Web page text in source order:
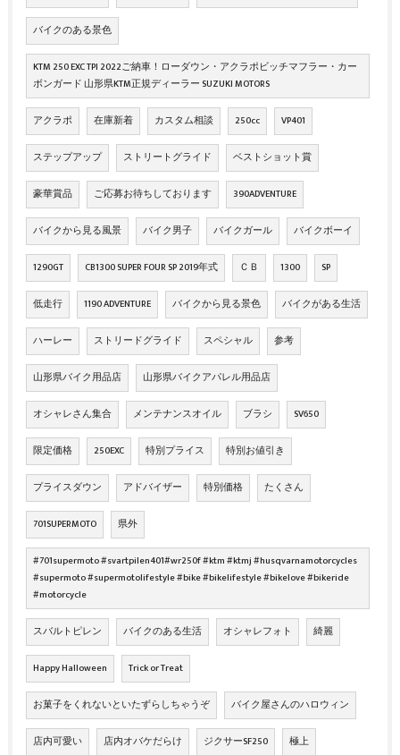
バイクのある景色
KTM 250 EXC TPI 2022ご納車！ローダウン・アクラポビッチマフラー・カー
ボンガード 山形県KTM正規ディーラー SUZUKI MOTORS
アクラポ 在庫新着 カスタム相談 250cc VP401
ステップアップ ストリートグライド ベストショット賞
豪華賞品 ご応募お待ちしております 390ADVENTURE
バイクから見る風景 バイク男子 バイクガール バイクボーイ
1290GT CB1300 SUPER FOUR SP 2019年式 ＣＢ 1300 SP
低走行 1190 ADVENTURE バイクから見る景色 バイクがある生活
ハーレー ストリードグライド スペシャル 参考
山形県バイク用品店 山形県バイクアパレル用品店
オシャレさん集合 メンテナンスオイル ブラシ SV650
限定価格 250EXC 特別プライス 特別お値引き
プライスダウン アドバイザー 特別価格 たくさん
701SUPERMOTO 県外
#701supermoto #svartpilen401#wr250f #ktm #ktmj #husqvarnamotorcycles
#supermoto #supermotolifestyle #bike #bikelifestyle #bikelove #bikeride
#motorcycle
スバルトピレン バイクのある生活 オシャレフォト 綺麗
Happy Halloween Trick or Treat
お菓子をくれないといたずらしちゃうぞ バイク屋さんのハロウィン
店内可愛い 店内オバケだらけ ジクサーSF250 極上